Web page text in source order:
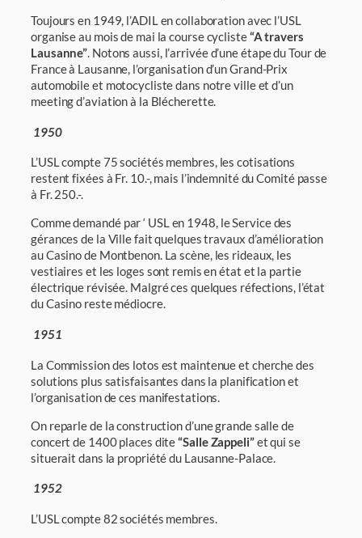
Toujours en 1949, l’ADIL en collaboration avec l’USL
organise au mois de mai la course cycliste“A travers
Lausanne”. Notons aussi, l’arrivée d’une étape du Tour de
France à Lausanne, l’organisation d’un Grand-Prix
automobile et motocycliste dans notre ville et d’un
meeting d’aviation à la Blécherette.
1950
L’USL compte 75 sociétés membres, les cotisations
restent fixées à Fr. 10.-, mais l’indemnité du Comité passe
à Fr. 250.-.
Comme demandé par ‘ USL en 1948, le Service des
gérances de la Ville fait quelques tra­vaux d’amélioration
au Casino de Montbenon. La scène, les rideaux, les
vestiaires et les loges sont remis en état et la partie
électrique révisée. Malgré ces quelques réfections, l’état
du Casino reste médiocre.
1951
La Commission des lotos est maintenue et cherche des
solutions plus satisfaisantes dans la planification et
l’organisation de ces manifestations.
On reparle de la construction d’une grande salle de
concert de 1400 places dite“Salle Zappeli”et qui se
situerait dans la propriété du Lausanne-Palace.
1952
L’USL compte 82 sociétés membres.